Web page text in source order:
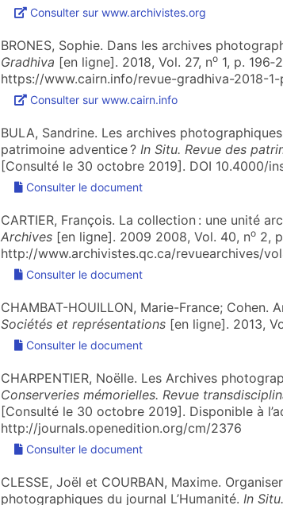
Consulter sur www.archivistes.org
BRONES, Sophie. ‪Dans les archives
Gradhiva [en ligne]. 2018, Vol. 27, no1, p.
https://www.cairn.info/revue-gradhiva-2018-1-
Consulter sur www.cairn.info
BULA, Sandrine. Les archives
patrimoine adventice ? In Situ. Revue des
[Consulté le 30 octobre 2019]. DOI 10.4000/
Consulter le document
CARTIER, François. La collection : une unité
Archives[en ligne]. 2009 2008, Vol. 40, no2,
http://www.archivistes.qc.ca/revuearchives/
Consulter le document
CHAMBAT-HOUILLON, Marie-France;
Sociétés et représentations[en ligne]. 2013,
Consulter le document
CHARPENTIER, Noëlle. Les Archives
Conserveries mémorielles. Revue
[Consulté le 30 octobre 2019]. Disponible à
http://journals.openedition.org/cm/2376
Consulter le document
CLESSE, Joël et COURBAN, Maxime.
photographiques du journal L’Humanité. In